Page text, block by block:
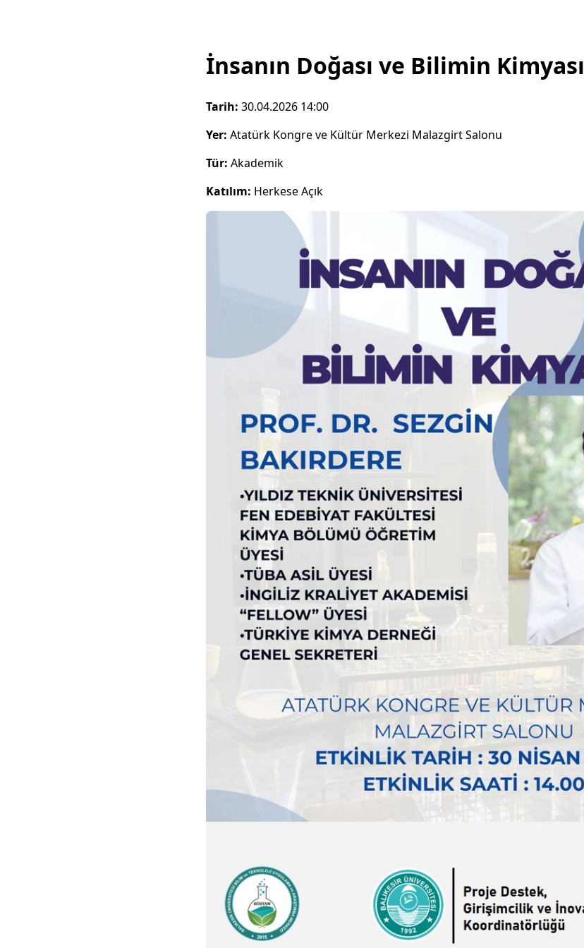
İnsanın Doğası ve Bilimin Kimyası
Tarih: 30.04.2026 14:00
Yer: Atatürk Kongre ve Kültür Merkezi Malazgirt Salonu
Tür: Akademik
Katılım: Herkese Açık